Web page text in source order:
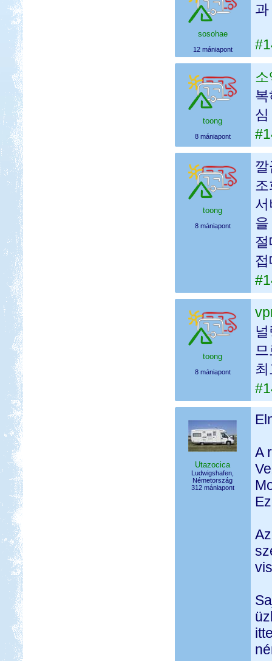
sosohae
12 mániapont
toong
8 mániapont
toong
8 mániapont
toong
8 mániapont
Utazocica
Ludwigshafen,
Németország
312 mániapont
A